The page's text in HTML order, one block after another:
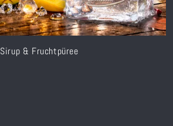
Sirup & Fruchtpüree